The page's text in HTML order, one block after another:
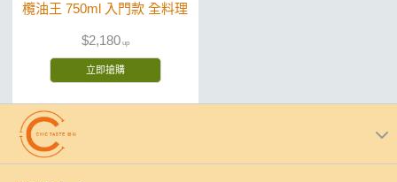
欖油王 750ml 入門款 全料理
$2,180
立即搶購